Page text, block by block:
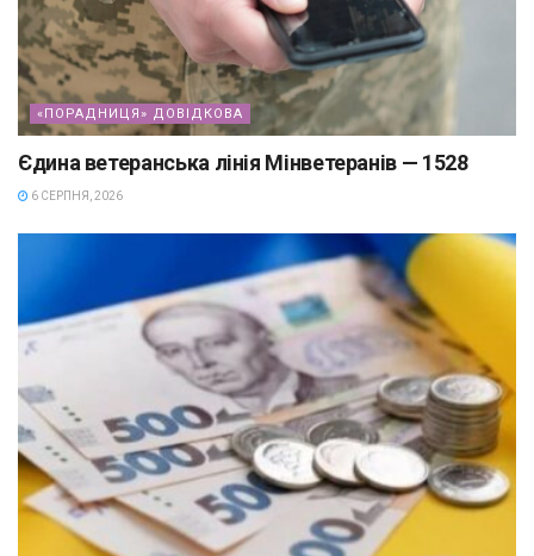
«ПОРАДНИЦЯ» ДОВІДКОВА
Єдина ветеранська лінія Мінветеранів — 1528
6 СЕРПНЯ, 2026